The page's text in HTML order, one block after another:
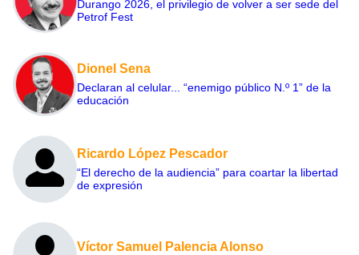
Durango 2026, el privilegio de volver a ser sede del
Petrof Fest
Dionel Sena
Declaran al celular... “enemigo público N.º 1” de la
educación
Ricardo López Pescador
“El derecho de la audiencia” para coartar la libertad
de expresión
Víctor Samuel Palencia Alonso